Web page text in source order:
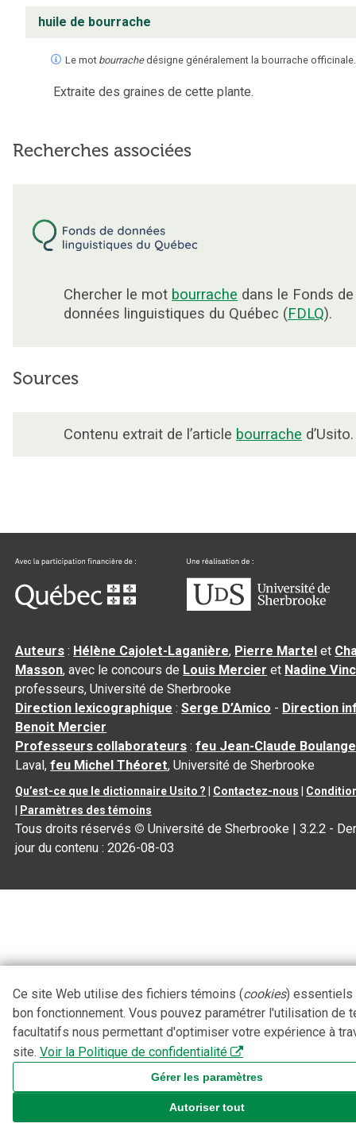
huile de bourrache
Le mot bourrachedésigne généralement la bourrache officinale.
Extraite des graines de cette plante.
Recherches associées
Chercher le mot bourrache dans le Fonds de
données linguistiques du Québec (FDLQ).
Sources
Contenu extrait de l’article bourrache d’Usito.
Auteurs : Hélène Cajolet-Laganière, Pierre Martel et
Masson, avec le concours de Louis Mercier et Nadine
professeurs, Université de Sherbrooke
Direction lexicographique :Serge D’Amico - Direction
Benoit Mercier
Professeurs collaborateurs :feu Jean-Claude
Laval,feu Michel Théoret, Université de Sherbrooke
Qu’est-ce que le dictionnaire Usito ? Contactez-nous
Paramètres des témoins
Tous droits réservés © Université de Sherbrooke |3.2.2 -
jour du contenu :2026-08-03
Ce site Web utilise des fichiers témoins (cookies) essentiels
bon fonctionnement. Vous pouvez paramétrer l'utilisation de
facultatifs nous permettant d'optimiser votre expérience à
site. Voir la Politique de confidentialité
Gérer les paramètres
Autoriser tout